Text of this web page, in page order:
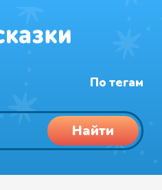
По тегам
Найти